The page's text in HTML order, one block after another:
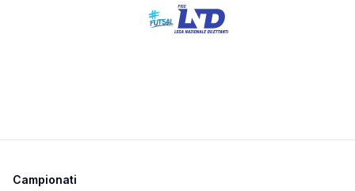
Campionati